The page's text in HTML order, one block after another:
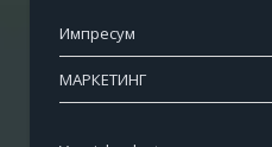
Импресум
МАРКЕТИНГ